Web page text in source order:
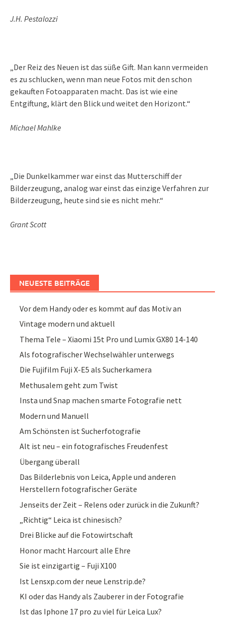
J.H. Pestalozzi
„Der Reiz des Neuen ist das süße Gift. Man kann vermeiden
es zu schlucken, wenn man neue Fotos mit den schon
gekauften Fotoapparaten macht. Das ist wie eine
Entgiftung, klärt den Blick und weitet den Horizont.“
Michael Mahlke
„Die Dunkelkammer war einst das Mutterschiff der
Bilderzeugung, analog war einst das einzige Verfahren zur
Bilderzeugung, heute sind sie es nicht mehr.“
Grant Scott
NEUESTE BEITRÄGE
Vor dem Handy oder es kommt auf das Motiv an
Vintage modern und aktuell
Thema Tele – Xiaomi 15t Pro und Lumix GX80 14-140
Als fotografischer Wechselwähler unterwegs
Die Fujifilm Fuji X-E5 als Sucherkamera
Methusalem geht zum Twist
Insta und Snap machen smarte Fotografie nett
Modern und Manuell
Am Schönsten ist Sucherfotografie
Alt ist neu – ein fotografisches Freudenfest
Übergang überall
Das Bilderlebnis von Leica, Apple und anderen
Herstellern fotografischer Geräte
Jenseits der Zeit – Relens oder zurück in die Zukunft?
„Richtig“ Leica ist chinesisch?
Drei Blicke auf die Fotowirtschaft
Honor macht Harcourt alle Ehre
Sie ist einzigartig – Fuji X100
Ist Lensxp.com der neue Lenstrip.de?
KI oder das Handy als Zauberer in der Fotografie
Ist das Iphone 17 pro zu viel für Leica Lux?